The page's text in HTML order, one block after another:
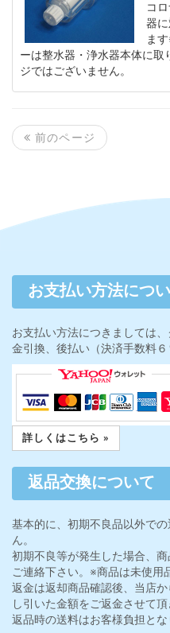
コ
器
ま
ーは整水器・浄水器本体に取
ジではございません。
前のページ
お支払い方法につ
お支払い方法につきましては
金引換、後払い（決済手数料６
詳しくはこちら »
返品交換について
基本的に、初期不良品以外で
ん。
初期不良等が発生した場合、
ご連絡下さい。※商品は未使用
返金は返却商品確認後、当店
し引いた金額をご返金させて頂
返品時の送料はお客様負担とな